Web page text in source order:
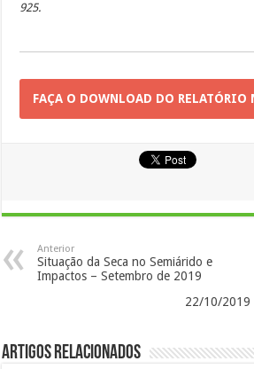
925.
FAÇA O DOWNLOAD DO RELATÓRIO
Anterior
Situação da Seca no Semiárido e
Impactos – Setembro de 2019
22/10/2019
Artigos Relacionados